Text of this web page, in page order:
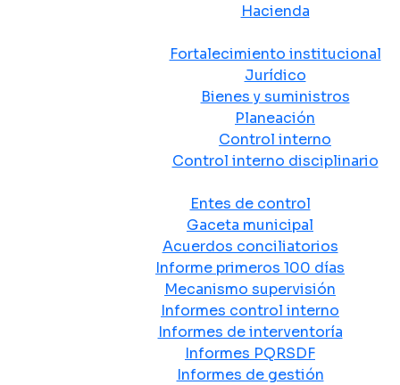
Hacienda
Fortalecimiento institucional
Jurídico
Bienes y suministros
Planeación
Control interno
Control interno disciplinario
Entes de control
Gaceta municipal
Acuerdos conciliatorios
Informe primeros 100 días
Mecanismo supervisión
Informes control interno
Informes de interventoría
Informes PQRSDF
Informes de gestión